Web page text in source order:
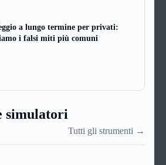
a lungo termine per privati:
i falsi miti più comuni
simulatori
Tutti gli strumenti →